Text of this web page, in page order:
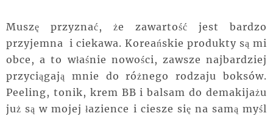
Muszę przyznać, że zawartość jest bardzo
przyjemna i ciekawa. Koreańskie produkty są mi
obce, a to właśnie nowości, zawsze najbardziej
przyciągają mnie do różnego rodzaju boksów.
Peeling, tonik, krem BB i balsam do demakijażu
już są w mojej łazience i ciesze się na samą myśl